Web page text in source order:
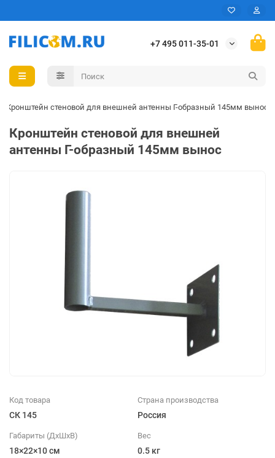
+7 495 011-35-01
Кронштейн стеновой для внешней антенны Г-образный 145мм вынос
Кронштейн стеновой для внешней
антенны Г-образный 145мм вынос
Код товара
СК 145
Страна производства
Россия
Габариты (ДхШхВ)
18×22×10 см
Вес
0.5 кг